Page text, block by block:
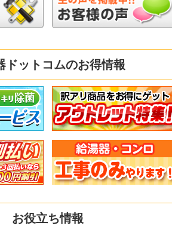
ドットコムのお得情報
お役立ち情報